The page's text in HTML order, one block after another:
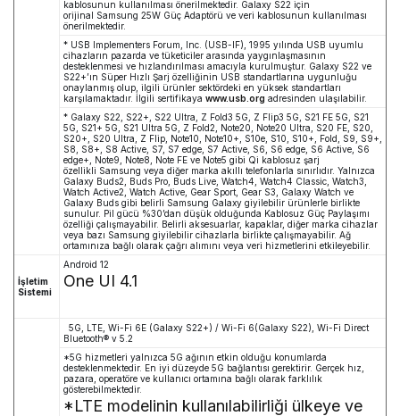
kablosunun kullanılması önerilmektedir. Galaxy S22 için
orijinal Samsung 25W Güç Adaptörü ve veri kablosunun kullanılması
önerilmektedir.
* USB Implementers Forum, Inc. (USB-IF), 1995 yılında USB uyumlu
cihazların pazarda ve tüketiciler arasında yaygınlaşmasının
desteklenmesi ve hızlandırılması amacıyla kurulmuştur. Galaxy S22 ve
S22+’ın Süper Hızlı Şarj özelliğinin USB standartlarına uygunluğu
onaylanmış olup, ilgili ürünler sektördeki en yüksek standartları
karşılamaktadır. İlgili sertifikaya www.usb.org adresinden ulaşılabilir.
* Galaxy S22, S22+, S22 Ultra, Z Fold3 5G, Z Flip3 5G, S21 FE 5G, S21
5G, S21+ 5G, S21 Ultra 5G, Z Fold2, Note20, Note20 Ultra, S20 FE, S20,
S20+, S20 Ultra, Z Flip, Note10, Note10+, S10e, S10, S10+, Fold, S9, S9+,
S8, S8+, S8 Active, S7, S7 edge, S7 Active, S6, S6 edge, S6 Active, S6
edge+, Note9, Note8, Note FE ve Note5 gibi Qi kablosuz şarj
özellikli Samsung veya diğer marka akıllı telefonlarla sınırlıdır. Yalnızca
Galaxy Buds2, Buds Pro, Buds Live, Watch4, Watch4 Classic, Watch3,
Watch Active2, Watch Active, Gear Sport, Gear S3, Galaxy Watch ve
Galaxy Buds gibi belirli Samsung Galaxy giyilebilir ürünlerle birlikte
sunulur. Pil gücü %30’dan düşük olduğunda Kablosuz Güç Paylaşımı
özelliği çalışmayabilir. Belirli aksesuarlar, kapaklar, diğer marka cihazlar
veya bazı Samsung giyilebilir cihazlarla birlikte çalışmayabilir. Ağ
ortamınıza bağlı olarak çağrı alımını veya veri hizmetlerini etkileyebilir.
İşletim
Sistemi
Android 12
One UI 4.1
5G, LTE, Wi-Fi 6E (Galaxy S22+) / Wi-Fi 6(Galaxy S22), Wi-Fi Direct
Bluetooth® v 5.2
*5G hizmetleri yalnızca 5G ağının etkin olduğu konumlarda
desteklenmektedir. En iyi düzeyde 5G bağlantısı gerektirir. Gerçek hız,
pazara, operatöre ve kullanıcı ortamına bağlı olarak farklılık
gösterebilmektedir.
*LTE modelinin kullanılabilirliği ülkeye ve